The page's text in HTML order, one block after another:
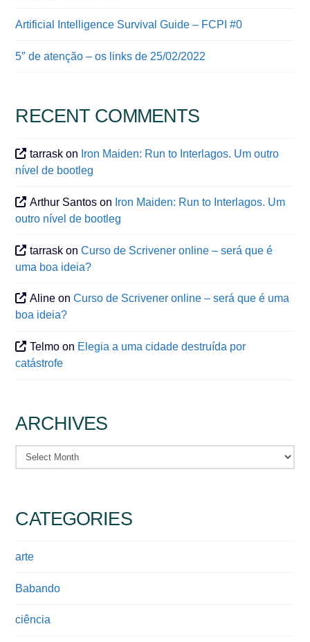
Artificial Intelligence Survival Guide – FCPI #0
5″ de atenção – os links de 25/02/2022
RECENT COMMENTS
tarrask on Iron Maiden: Run to Interlagos. Um outro
nível de bootleg
Arthur Santos on Iron Maiden: Run to Interlagos. Um
outro nível de bootleg
tarrask onCurso de Scrivener online – será que é
uma boa ideia?
Aline onCurso de Scrivener online – será que é uma
boa ideia?
Telmo on Elegia a uma cidade destruída por
catástrofe
ARCHIVES
Archives
CATEGORIES
arte
Babando
ciência